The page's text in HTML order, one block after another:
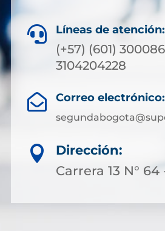
 Líneas de atención:
(+57) (601)
3104204228
 Correo electrónico:

Dirección:
Carrera 13 N° 64